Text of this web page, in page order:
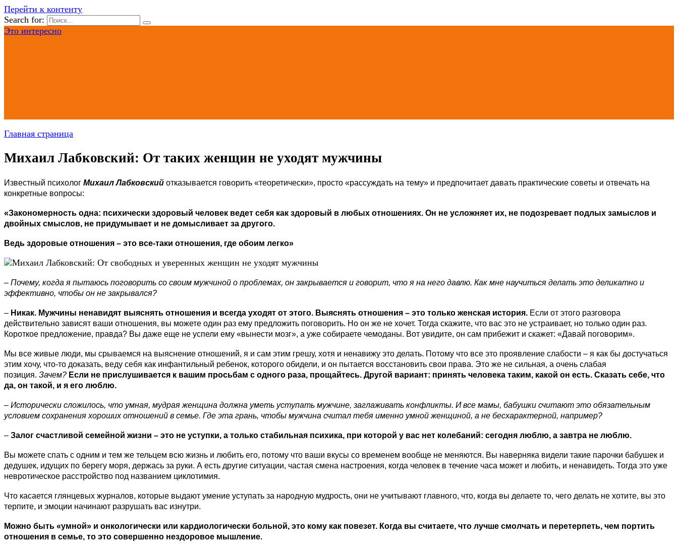
Перейти к контенту
Search for:
Это интересно
Главная страница
Михаил Лабковский: От таких женщин не уходят мужчины
Известный психолог Михаил Лабковский отказывается говорить «теоретически», просто «рассуждать на тему» и предпочитает давать практические советы и отвечать на
конкретные вопросы:
«Закономерность одна: психически здоровый человек ведет себя как здоровый в любых отношениях. Он не усложняет их, не подозревает подлых замыслов и
двойных смыслов, не придумывает и не домысливает за другого.
Ведь здоровые отношения – это все-таки отношения, где обоим легко»
– Почему, когда я пытаюсь поговорить со своим мужчиной о проблемах, он закрывается и говорит, что я на него давлю. Как мне научиться делать это деликатно и
эффективно, чтобы он не закрывался?
– Никак. Мужчины ненавидят выяснять отношения и всегда уходят от этого. Выяснять отношения – это только женская история. Если от этого разговора
действительно зависят ваши отношения, вы можете один раз ему предложить поговорить. Но он же не хочет. Тогда скажите, что вас это не устраивает, но только один раз.
Короткое предложение, правда? Вы даже еще не успели ему «вынести мозг», а уже собираете чемоданы. Вот увидите, он сам прибежит и скажет: «Давай поговорим».
Мы все живые люди, мы срываемся на выяснение отношений, я и сам этим грешу, хотя и ненавижу это делать. Потому что все это проявление слабости – я как бы достучаться
этим хочу, что-то доказать, веду себя как инфантильный ребенок, которого обидели, и он пытается восстановить свои права. Это же не сильная, а очень слабая
позиция. Зачем? Если не прислушивается к вашим просьбам с одного раза, прощайтесь. Другой вариант: принять человека таким, какой он есть. Сказать себе, что
да, он такой, и я его люблю.
– Исторически сложилось, что умная, мудрая женщина должна уметь уступать мужчине, заглаживать конфликты. И все мамы, бабушки считают это обязательным
условием сохранения хороших отношений в семье. Где эта грань, чтобы мужчина считал тебя именно умной женщиной, а не бесхарактерной, например?
– Залог счастливой семейной жизни – это не уступки, а только стабильная психика, при которой у вас нет колебаний: сегодня люблю, а завтра не люблю.
Вы можете спать с одним и тем же тельцем всю жизнь и любить его, потому что ваши вкусы со временем вообще не меняются. Вы наверняка видели такие парочки бабушек и
дедушек, идущих по берегу моря, держась за руки. А есть другие ситуации, частая смена настроения, когда человек в течение часа может и любить, и ненавидеть. Тогда это уже
невротическое расстройство под названием циклотимия.
Что касается глянцевых журналов, которые выдают умение уступать за народную мудрость, они не учитывают главного, что, когда вы делаете то, чего делать не хотите, вы это
терпите, и эмоции начинают разрушать вас изнутри.
Можно быть «умной» и онкологически или кардиологически больной, это кому как повезет. Когда вы считаете, что лучше смолчать и перетерпеть, чем портить
отношения в семье, то это совершенно нездоровое мышление.